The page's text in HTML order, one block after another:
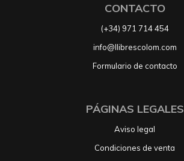
CONTACTO
(+34) 971 714 454
info@llibrescolom.com
Formulario de contacto
PÁGINAS LEGALES
Aviso legal
Condiciones de venta